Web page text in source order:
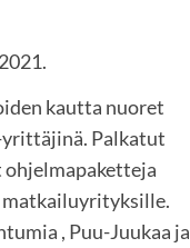
kautta nuoret
Palkatut
, Puu-Juukaa ja